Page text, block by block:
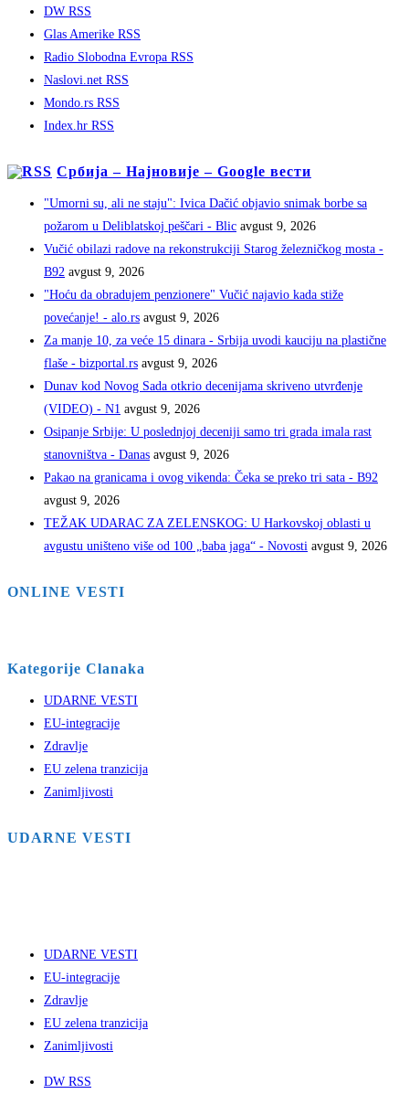
DW RSS
Glas Amerike RSS
Radio Slobodna Evropa RSS
Naslovi.net RSS
Mondo.rs RSS
Index.hr RSS
Србија – Најновије – Google вести
"Umorni su, ali ne staju": Ivica Dačić objavio snimak borbe sa
požarom u Deliblatskoj peščari - Blic avgust 9, 2026
Vučić obilazi radove na rekonstrukciji Starog železničkog mosta -
B92 avgust 9, 2026
"Hoću da obradujem penzionere" Vučić najavio kada stiže
povećanje! - alo.rs avgust 9, 2026
Za manje 10, za veće 15 dinara - Srbija uvodi kauciju na plastične
flaše - bizportal.rs avgust 9, 2026
Dunav kod Novog Sada otkrio decenijama skriveno utvrđenje
(VIDEO) - N1 avgust 9, 2026
Osipanje Srbije: U poslednjoj deceniji samo tri grada imala rast
stanovništva - Danas avgust 9, 2026
Pakao na granicama i ovog vikenda: Čeka se preko tri sata - B92
avgust 9, 2026
TEŽAK UDARAC ZA ZELENSKOG: U Harkovskoj oblasti u
avgustu uništeno više od 100 „baba jaga“ - Novosti avgust 9, 2026
ONLINE VESTI
Kategorije Clanaka
UDARNE VESTI
EU-integracije
Zdravlje
EU zelena tranzicija
Zanimljivosti
UDARNE VESTI
UDARNE VESTI
EU-integracije
Zdravlje
EU zelena tranzicija
Zanimljivosti
DW RSS